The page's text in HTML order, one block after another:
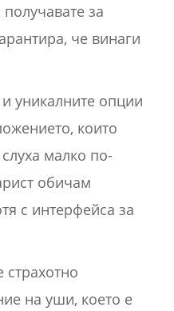
за
че винаги
уникалните опции
които
малко по-
обичам
с интерфейса за
страхотно
на уши, което е